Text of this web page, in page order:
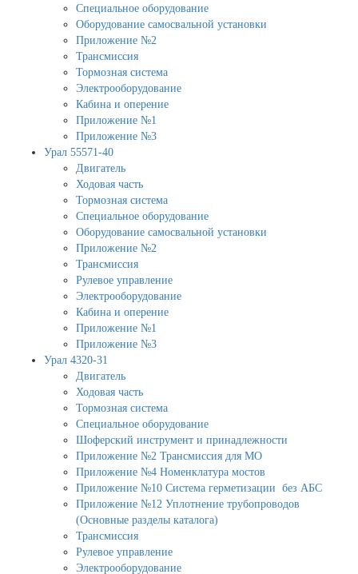
Специальное оборудование
Оборудование самосвальной установки
Приложение №2
Трансмиссия
Тормозная система
Электрооборудование
Кабина и оперение
Приложение №1
Приложение №3
Урал 55571-40
Двигатель
Ходовая часть
Тормозная система
Специальное оборудование
Оборудование самосвальной установки
Приложение №2
Трансмиссия
Рулевое управление
Электрооборудование
Кабина и оперение
Приложение №1
Приложение №3
Урал 4320-31
Двигатель
Ходовая часть
Тормозная система
Специальное оборудование
Шоферский инструмент и принадлежности
Приложение №2 Трансмиссия для МО
Приложение №4 Номенклатура мостов
Приложение №10 Система герметизации без АБС
Приложение №12 Уплотнение трубопроводов
(Основные разделы каталога)
Трансмиссия
Рулевое управление
Электрооборудование